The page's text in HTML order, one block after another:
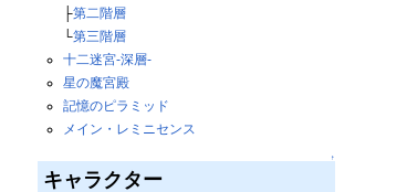
├第二階層
└第三階層
十二迷宮-深層-
星の魔宮殿
記憶のピラミッド
メイン・レミニセンス
↑
キャラクター